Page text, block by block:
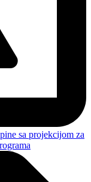
sa projekcijom za